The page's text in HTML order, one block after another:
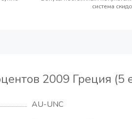
система
2009 Греция (5
AU-UNC